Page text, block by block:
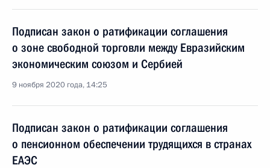
Подписан закон о ратификации соглашения
о зоне свободной торговли между Евразийским
экономическим союзом и Сербией
9 ноября 2020 года, 14:25
Подписан закон о ратификации соглашения
о пенсионном обеспечении трудящихся в странах
ЕАЭС